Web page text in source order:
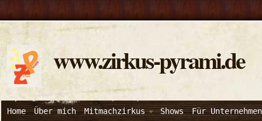
www.zirkus-pyrami.de
Home Über mich Mitmachzirkus Shows Für Unternehmen